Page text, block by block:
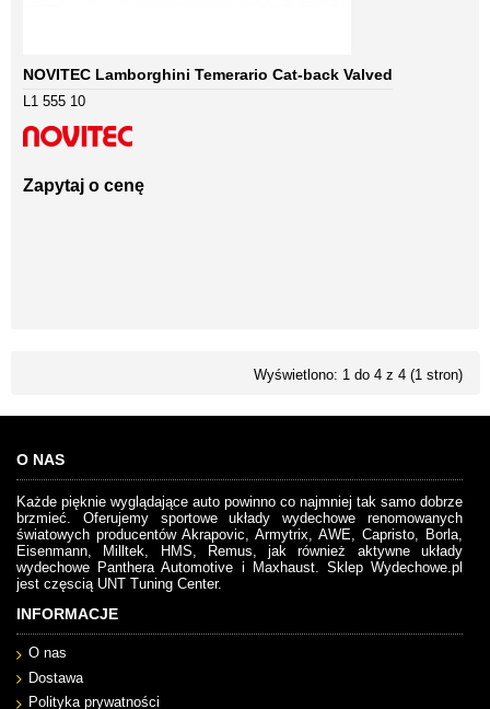
NOVITEC Lamborghini Temerario Cat-back Valved
L1 555 10
Zapytaj o cenę
Wyświetlono: 1 do 4 z 4 (1 stron)
O NAS
Każde pięknie wyglądające auto powinno co najmniej tak samo dobrze
brzmieć. Oferujemy sportowe układy wydechowe renomowanych
światowych producentów Akrapovic, Armytrix, AWE, Capristo, Borla,
Eisenmann, Milltek, HMS, Remus, jak również aktywne układy
wydechowe Panthera Automotive i Maxhaust. Sklep Wydechowe.pl
jest częscią UNT Tuning Center.
INFORMACJE
O nas
Dostawa
Polityka prywatności